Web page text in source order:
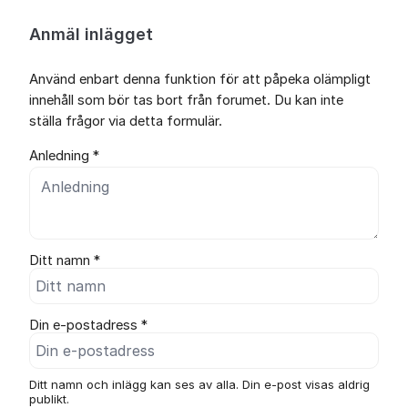
Anmäl inlägget
Använd enbart denna funktion för att påpeka olämpligt
innehåll som bör tas bort från forumet. Du kan inte
ställa frågor via detta formulär.
Anledning *
Ditt namn *
Din e-postadress *
Ditt namn och inlägg kan ses av alla. Din e-post visas aldrig
publikt.